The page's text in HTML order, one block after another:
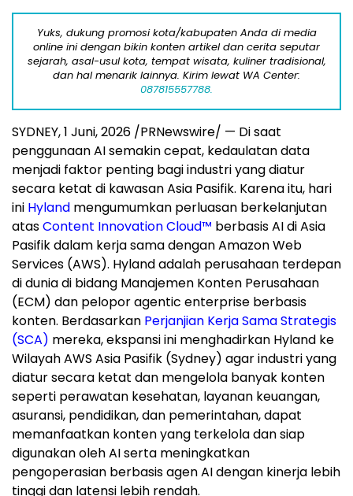
Yuks, dukung promosi kota/kabupaten Anda di media
online ini dengan bikin konten artikel dan cerita seputar
sejarah, asal-usul kota, tempat wisata, kuliner tradisional,
dan hal menarik lainnya. Kirim lewat WA Center:
087815557788.
SYDNEY,1 Juni, 2026 /PRNewswire/ — Di saat
penggunaan AI semakin cepat, kedaulatan data
menjadi faktor penting bagi industri yang diatur
secara ketat di kawasan Asia Pasifik. Karena itu, hari
ini Hyland mengumumkan perluasan berkelanjutan
atasContent Innovation Cloud™ berbasis AI di Asia
Pasifik dalam kerja sama dengan Amazon Web
Services (AWS). Hyland adalah perusahaan terdepan
di dunia di bidang Manajemen Konten Perusahaan
(ECM) dan pelopor agentic enterprise berbasis
konten. Berdasarkan Perjanjian Kerja Sama Strategis
(SCA) mereka, ekspansi ini menghadirkan Hyland ke
Wilayah AWS Asia Pasifik (Sydney) agar industri yang
diatur secara ketat dan mengelola banyak konten
seperti perawatan kesehatan, layanan keuangan,
asuransi, pendidikan, dan pemerintahan, dapat
memanfaatkan konten yang terkelola dan siap
digunakan oleh AI serta meningkatkan
pengoperasian berbasis agen AI dengan kinerja lebih
tinggi dan latensi lebih rendah.